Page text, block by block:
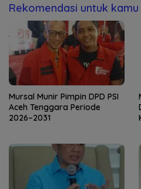
Rekomendasi untuk kamu
Mursal Munir Pimpin DPD PSI
Aceh Tenggara Periode
2026–2031